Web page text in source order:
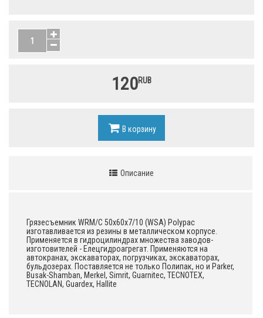
120RUB
В корзину
Описание
Грязесъемник WRM/C 50x60х7/10 (WSA) Polypac
изготавливается из резины в металлическом корпусе.
Применяется в гидроцилиндрах множества заводов-
изготовителей - Елецгидроагрегат. Применяются на
автокранах, экскаваторах, погрузчиках, экскаваторах,
бульдозерах. Поставляется не только Полипак, но и Parker,
Busak-Shamban, Merkel, Simrit, Guarnitec, TECNOTEX,
TECNOLAN, Guardex, Hallite